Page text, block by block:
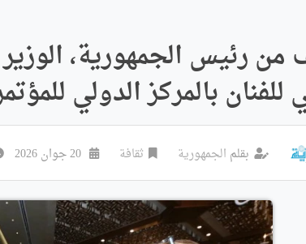
من رئيس الجمهورية،
للفنان بالمركز الدولي
بقلم الجمهورية ثقافة 20 جوان 2026